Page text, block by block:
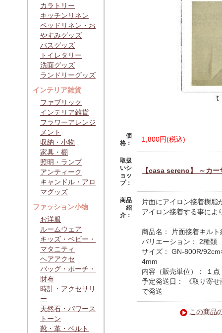
カラトリー
キッチンリネン
ベッドリネン・お
やすみグッズ
バスグッズ
トイレタリー
洗面グッズ
ランドリーグッズ
インテリア雑貨
ファブリック
インテリア雑貨
フラワーアレンジ
メント
収納・小物
家具・棚
照明・ランプ
アンティーク
キャンドル・アロ
マグッズ
ファッション小物
お洋服
ルームウェア
キッズ・ベビー・
マタニティ
ヘアアクセ
バッグ・ポーチ・
財布
時計・アクセサリ
ー
天然石・パワース
トーン
靴・革・ベルト
価
格：
1,800円(税込)
取扱
いシ
ョッ
プ：
【casa sereno】 ～カー
商品
紹
介：
片面にアイロン接着樹脂
アイロン接着する事によ
商品名： 片面接着キルト
バリエーション： 2種類
サイズ： GN-800R/
4mm
内容（販売単位）： １点
予定発送日： 《取り寄
で発送
この商品